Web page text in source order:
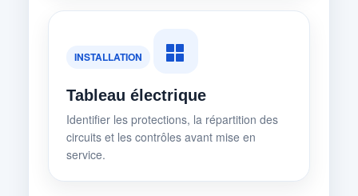
INSTALLATION
Tableau électrique
Identifier les protections, la répartition des
circuits et les contrôles avant mise en
service.